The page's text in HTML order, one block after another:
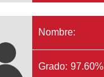
Nombre:
Grado: 97.60%